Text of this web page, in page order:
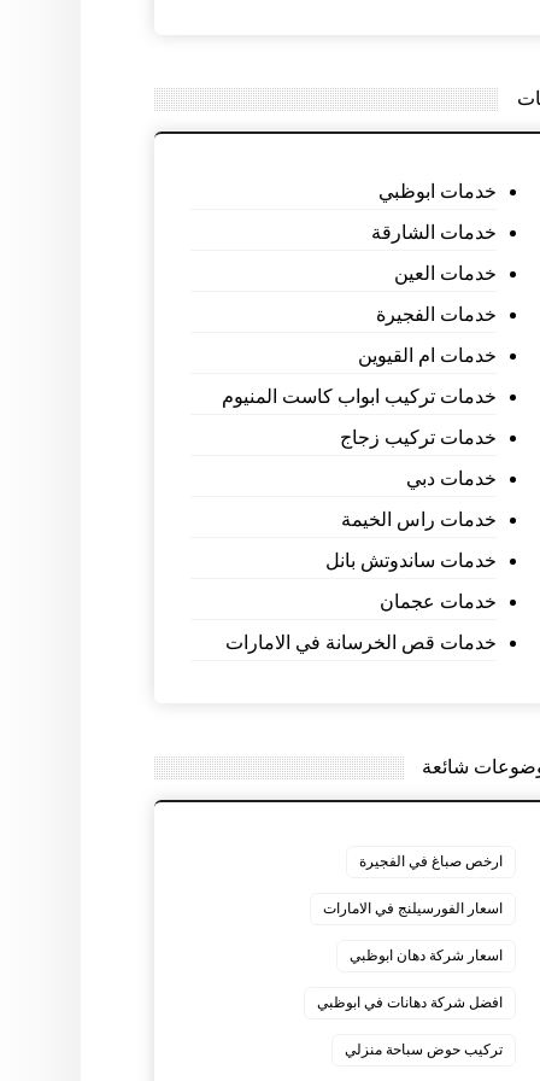
خدمات ابوظبي
خدمات الشارقة
خدمات العين
خدمات الفجيرة
خدمات ام القيوين
خدمات تركيب ابواب كاست المنيوم
خدمات تركيب زجاج
خدمات دبي
خدمات راس الخيمة
خدمات ساندوتش بانل
خدمات عجمان
خدمات قص الخرسانة في الامارات
شائعة
ارخص صباغ في الفجيرة
اسعار الفورسيلنج في الامارات
اسعار شركة دهان ابوظبي
افضل شركة دهانات في ابوظبي
تركيب حوض سباحة منزلي